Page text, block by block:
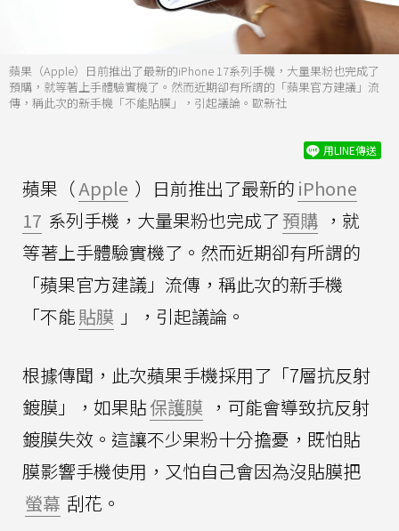
蘋果（Apple）日前推出了最新的iPhone 17系列手機，大量果粉也完成了
預購，就等著上手體驗實機了。然而近期卻有所謂的「蘋果官方建議」流
傳，稱此次的新手機「不能貼膜」，引起議論。歐新社
用LINE傳送
蘋果（Apple ）日前推出了最新的 iPhone
17 系列手機，大量果粉也完成了預購 ，就
等著上手體驗實機了。然而近期卻有所謂的
「蘋果官方建議」流傳，稱此次的新手機
「不能貼膜 」，引起議論。
根據傳聞，此次蘋果手機採用了「7層抗反射
鍍膜」，如果貼保護膜 ，可能會導致抗反射
鍍膜失效。這讓不少果粉十分擔憂，既怕貼
膜影響手機使用，又怕自己會因為沒貼膜把
螢幕 刮花。